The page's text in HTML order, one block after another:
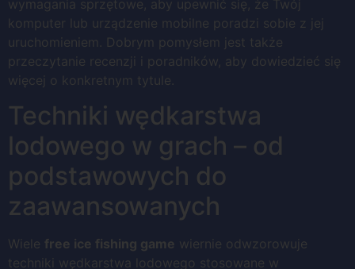
wymagania sprzętowe, aby upewnić się, że Twój
komputer lub urządzenie mobilne poradzi sobie z jej
uruchomieniem. Dobrym pomysłem jest także
przeczytanie recenzji i poradników, aby dowiedzieć się
więcej o konkretnym tytule.
Techniki wędkarstwa
lodowego w grach – od
podstawowych do
zaawansowanych
Wiele free ice fishing game wiernie odwzorowuje
techniki wędkarstwa lodowego stosowane w